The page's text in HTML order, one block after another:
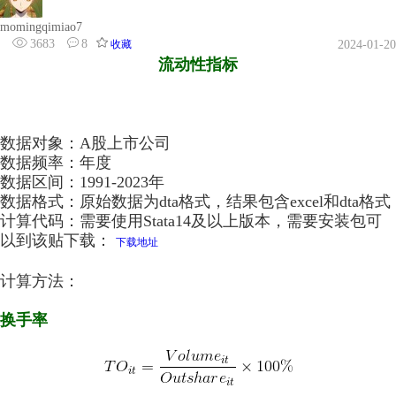
momingqimiao7
3683
8 收藏 2024-01-20
流动性指标
数据对象：A股上市公司
数据频率：年度
数据区间：1991-2023年
数据格式：原始数据为dta格式，结果包含excel和dta格式
计算代码：需要使用Stata14及以上版本 ，需要安装包可
以到该贴下载：
下载地址
计算方法：
换手率